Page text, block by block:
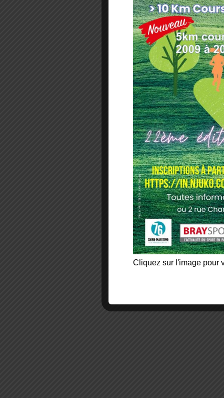
Cliquez sur l'image pour